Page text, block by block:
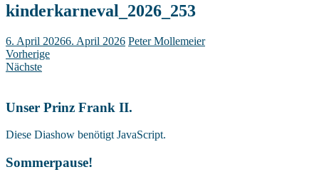
kinderkarneval_2026_253
6. April 20266. April 2026 Peter Mollemeier
Vorherige
Nächste
Unser Prinz Frank II.
Diese Diashow benötigt JavaScript.
Sommerpause!